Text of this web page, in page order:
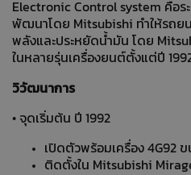
Electronic Control system คือร
พัฒนาโดย Mitsubishi ทำให้รถย
พลังและประหยัดน้ำมัน โดย
ในหลายรุ่นเครื่องยนต์ตั้งแต่ปี
วิวัฒนาการ
• จุดเริ่มต้น ปี 1992
เปิดตัวพร้อมเครื่อง 4G92 ข
ติดตั้งใน Mitsubishi